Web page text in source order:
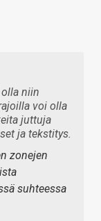
niin
voi olla
juttuja
ja tekstitys.
zonejen
suhteessa